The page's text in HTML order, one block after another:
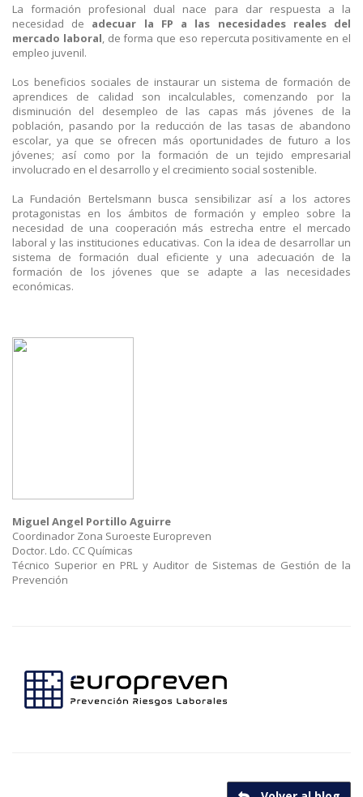
La formación profesional dual nace para dar respuesta a la
necesidad de adecuar la FP a las necesidades reales del
mercado laboral, de forma que eso repercuta positivamente en el
empleo juvenil.
Los beneficios sociales de instaurar un sistema de formación de
aprendices de calidad son incalculables, comenzando por la
disminución del desempleo de las capas más jóvenes de la
población, pasando por la reducción de las tasas de abandono
escolar, ya que se ofrecen más oportunidades de futuro a los
jóvenes; así como por la formación de un tejido empresarial
involucrado en el desarrollo y el crecimiento social sostenible.
La Fundación Bertelsmann busca sensibilizar así a los actores
protagonistas en los ámbitos de formación y empleo sobre la
necesidad de una cooperación más estrecha entre el mercado
laboral y las instituciones educativas. Con la idea de desarrollar un
sistema de formación dual eficiente y una adecuación de la
formación de los jóvenes que se adapte a las necesidades
económicas.
Miguel Angel Portillo Aguirre
Coordinador Zona Suroeste Europreven
Doctor. Ldo. CC Químicas
Técnico Superior en PRL y Auditor de Sistemas de Gestión de la
Prevención